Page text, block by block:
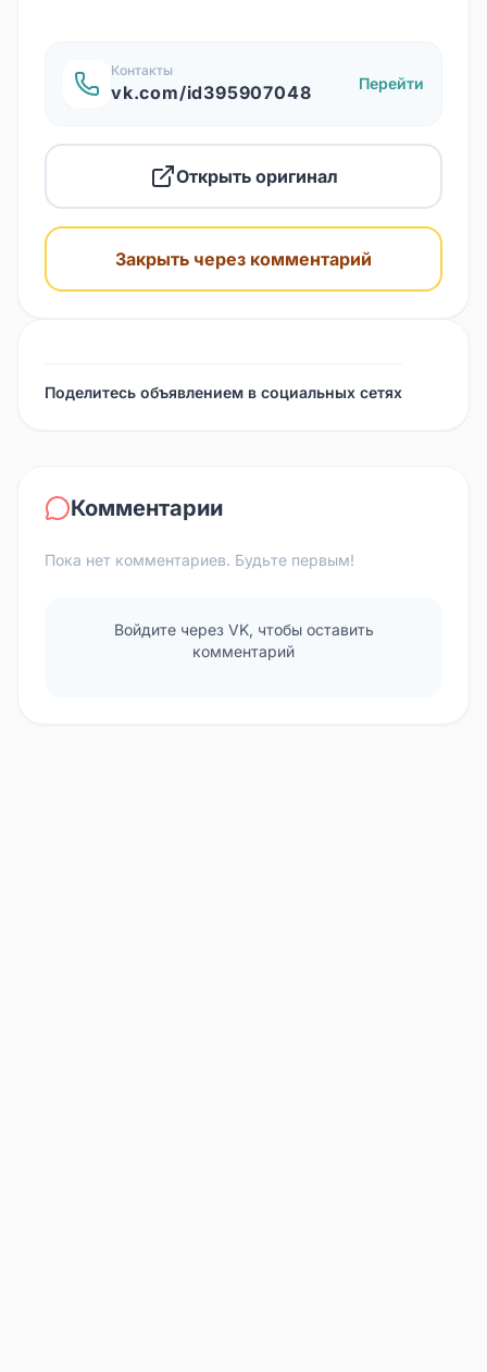
Контакты
vk.com/id395907048 Перейти
Открыть оригинал
Закрыть через комментарий
Поделитесь объявлением в социальных сетях
Комментарии
Пока нет комментариев. Будьте первым!
Войдите через VK, чтобы оставить
комментарий